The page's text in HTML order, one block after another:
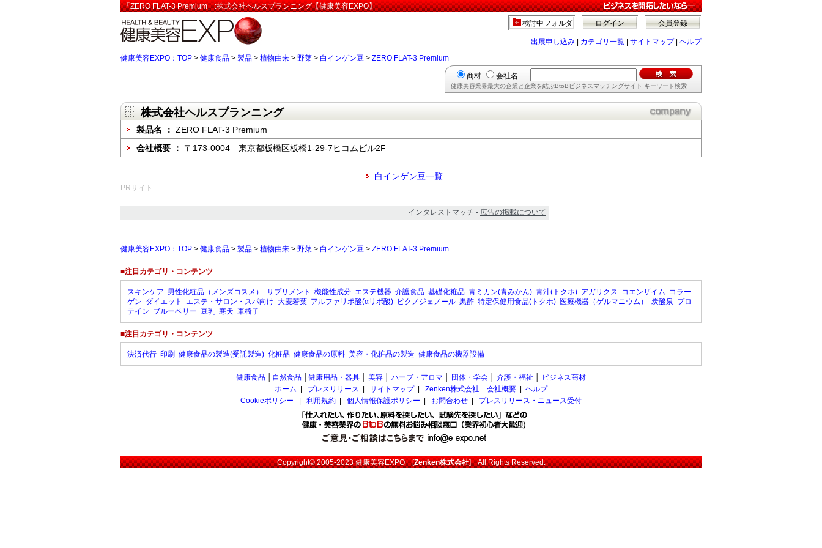
「ZERO FLAT-3 Premium」:株式会社ヘルスプランニング【健康美容EXPO】
会員登録
ログイン
検討中フォルダ
出展申し込み カテゴリ一覧 サイトマップ| ヘルプ
健康美容EXPO：TOP > 健康食品 > 製品 > 植物由来 > 野菜 > 白インゲン豆 > ZERO FLAT-3 Premium
商材 会社名
健康美容業界最大の企業と企業を結ぶBtoBビジネスマッチングサイト キーワード検索
株式会社ヘルスプランニング
製品名 ： ZERO FLAT-3 Premium
会社概要 ： 〒173-0004 東京都板橋区板橋1-29-7ヒコムビル2F
白インゲン豆一覧
PRサイト
インタレストマッチ - 広告の掲載について
健康美容EXPO：TOP > 健康食品 > 製品 > 植物由来 > 野菜 > 白インゲン豆 > ZERO FLAT-3 Premium
■注目カテゴリ・コンテンツ
スキンケア 男性化粧品（メンズコスメ） サプリメント 機能性成分 エステ機器 介護食品 基礎化粧品 青ミカン(青みかん) 青汁(トクホ) アガリクス コエンザイム コラー
ゲン ダイエット エステ・サロン・スパ向け 大麦若葉 アルファリポ酸(αリポ酸) ピクノジェノール 黒酢 特定保健用食品(トクホ) 医療機器（ゲルマニウム） 炭酸泉 プロ
テイン ブルーベリー 豆乳 寒天 車椅子
■注目カテゴリ・コンテンツ
決済代行 印刷 健康食品の製造(受託製造) 化粧品 健康食品の原料 美容・化粧品の製造 健康食品の機器設備
健康食品 自然食品 健康用品・器具 美容 ハーブ・アロマ 団体・学会 介護・福祉
ビジネス商材
ホーム
プレスリリース サイトマップ| Zenken株式会社 会社概要
ヘルプ
Cookieポリシー
利用規約 個人情報保護ポリシー お問合わせ プレスリリース・ニュース受付
Copyright© 2005-2023健康美容EXPO[Zenken株式会社] All Rights Reserved.